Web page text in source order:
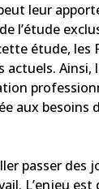
leur
l’étude
étude, les
Ainsi,
aux besoins
passer des
L’enjeu